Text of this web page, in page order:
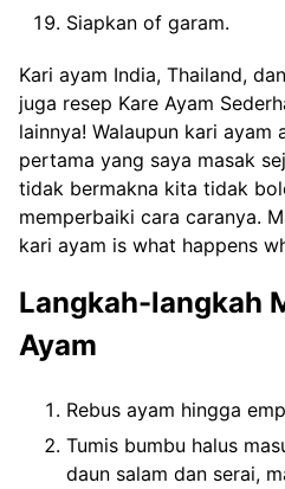
Siapkan of garam.
Kari ayam India, Thailand,
juga resep Kare Ayam
lainnya! Walaupun kari ayam
pertama yang saya masak
tidak bermakna kita tidak
memperbaiki cara caranya.
kari ayam is what happens
Langkah-langkah
Ayam
Rebus ayam hingga
Tumis bumbu halus
daun salam dan serai,